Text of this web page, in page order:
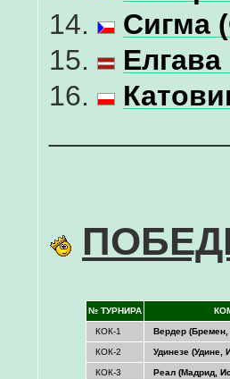
14.
Сигма
15.
16.
№ ТУРНИРА
КОК-1 Вердер (Бремен,
КОК-2 Удинезе (Удине,
КОК-3 Реал (Мадрид,